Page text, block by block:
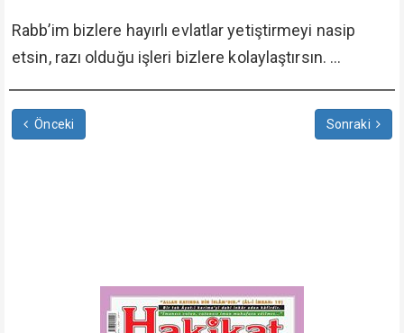
Rabb’im bizlere hayırlı evlatlar yetiştirmeyi nasip
etsin, razı olduğu işleri bizlere kolaylaştırsın. ...
Önceki Sonraki